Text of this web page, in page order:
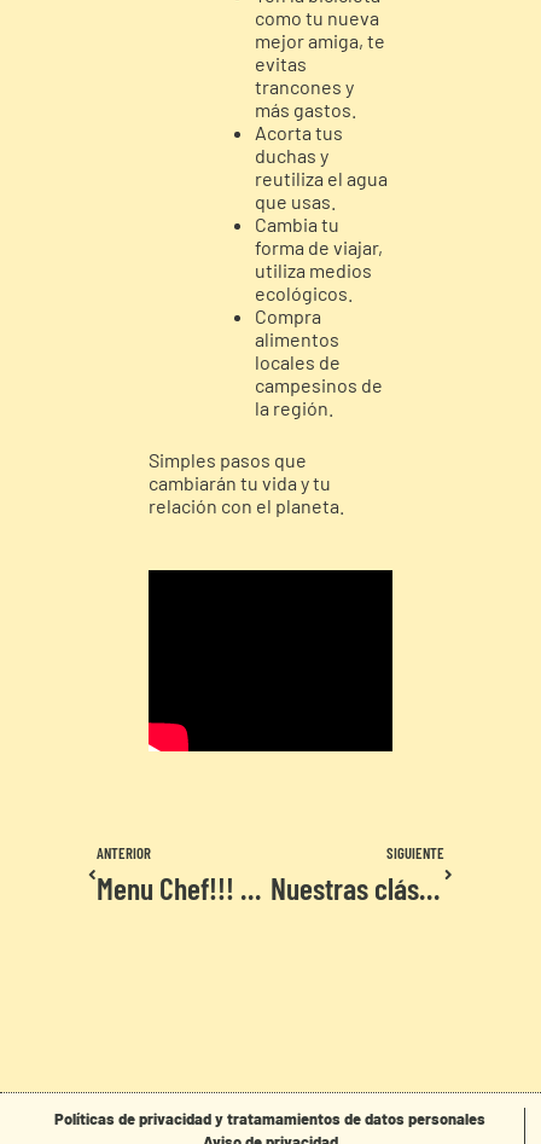
como tu nueva
mejor amiga, te
evitas
trancones y
más gastos.
Acorta tus
duchas y
reutiliza el agua
que usas.
Cambia tu
forma de viajar,
utiliza medios
ecológicos.
Compra
alimentos
locales de
campesinos de
la región.
Simples pasos que
cambiarán tu vida y tu
relación con el planeta.
ANTERIOR
Menu Chef!!! siempre algo unico para vos…
SIGUIENTE
Nuestras clásicas recomendadas
Políticas de privacidad y tratamamientos de datos personales